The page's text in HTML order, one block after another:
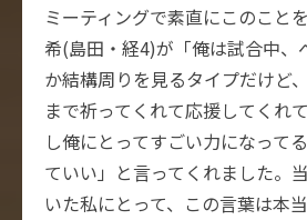
ミーティングで素直にこのこと
希(島田・経4)が「俺は試合中、
か結構周りを見るタイプだけど
まで祈ってくれて応援してくれ
し俺にとってすごい力になって
ていい」と言ってくれました。
いた私にとって、この言葉は本